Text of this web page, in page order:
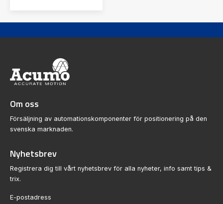
Om oss
Försäljning av automationskomponenter för positionering på den
svenska marknaden.
Nyhetsbrev
Registrera dig till vårt nyhetsbrev för alla nyheter, info samt tips &
trix.
Sektion